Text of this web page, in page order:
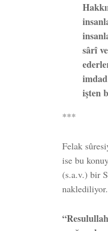
sârî
işten
***
Felak
ise bu
(s.a.v.) bir